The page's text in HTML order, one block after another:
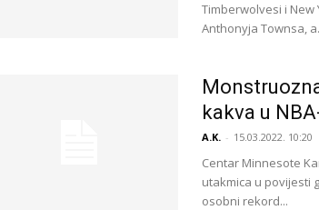
Timberwolvesi i New
Anthonyja Townsa,
kakva u
A.K. - 15.03.2022. 10:20
Centar Minnesote
utakmica u povijesti
osobni rekord...